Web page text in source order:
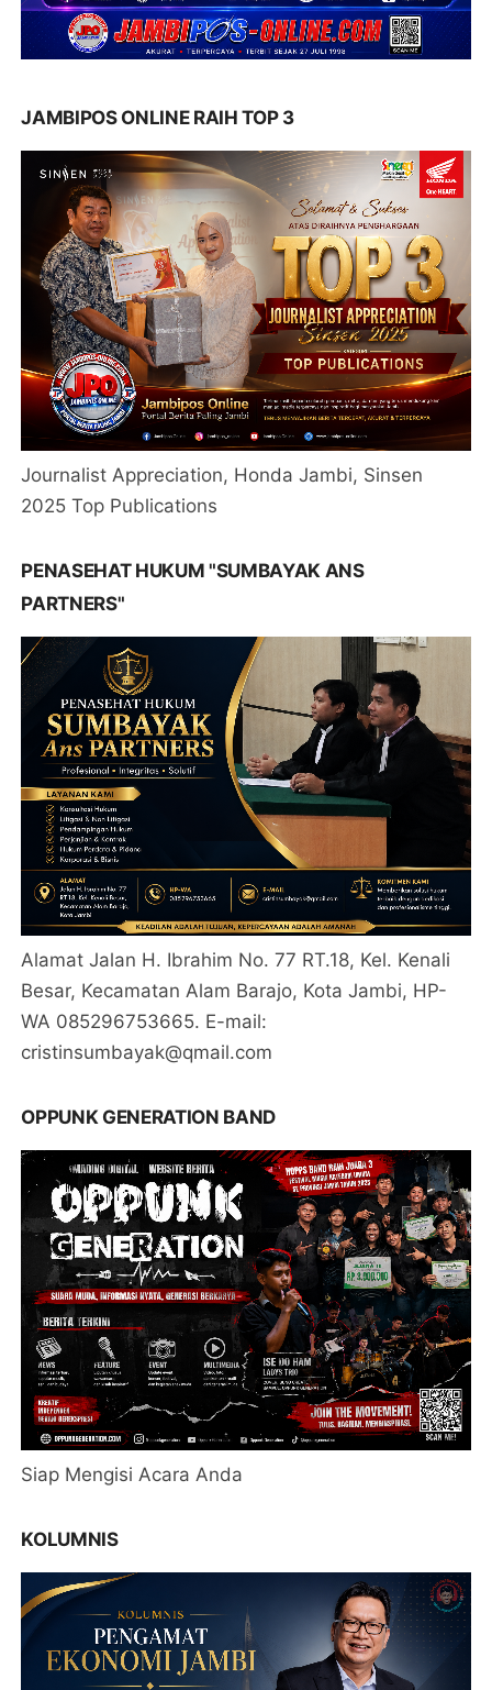
JAMBIPOS ONLINE RAIH TOP 3
Journalist Appreciation, Honda Jambi, Sinsen
2025 Top Publications
PENASEHAT HUKUM "SUMBAYAK ANS
PARTNERS"
Alamat Jalan H. Ibrahim No. 77 RT.18, Kel. Kenali
Besar, Kecamatan Alam Barajo, Kota Jambi, HP-
WA 085296753665. E-mail:
cristinsumbayak@qmail.com
OPPUNK GENERATION BAND
Siap Mengisi Acara Anda
KOLUMNIS